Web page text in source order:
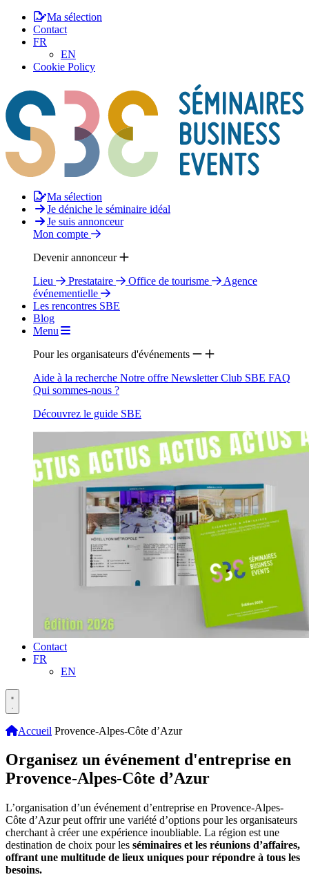
Ma sélection
Contact
FR
EN
Cookie Policy
Ma sélection
Je déniche le séminaire idéal
Je suis annonceur
Mon compte
Devenir annonceur
Lieu
Prestataire Office de tourisme
Agence
événementielle
Les rencontres SBE
Blog
Menu
Pour les organisateurs d'événements
Aide à la recherche Notre offre NewsletterClub SBE FAQ
Qui sommes-nous ?
Découvrez le guide SBE
Contact
FR
EN
Accueil Provence-Alpes-Côte d’Azur
Organisez un événement d'entreprise en
Provence-Alpes-Côte d’Azur
L’organisation d’un événement d’entreprise en Provence-Alpes-
Côte d’Azur peut offrir une variété d’options pour les organisateurs
cherchant à créer une expérience inoubliable. La région est une
destination de choix pour les séminaires et les réunions d’affaires,
offrant une multitude de lieux uniques pour répondre à tous les
besoins.